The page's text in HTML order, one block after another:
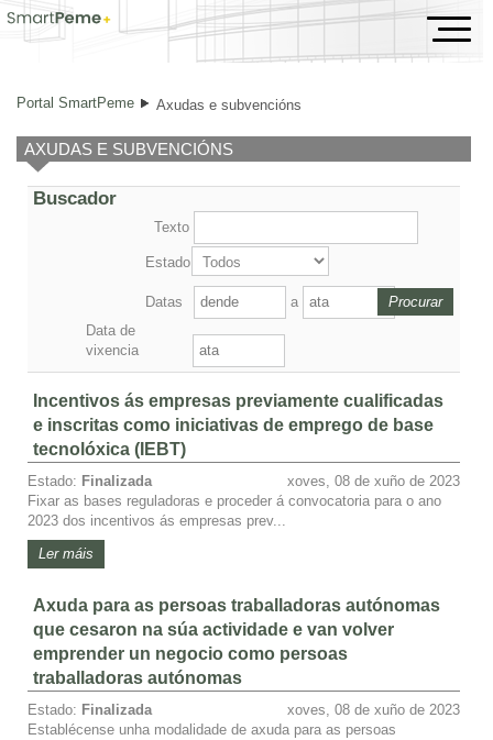
Axudas e subvencións
Portal SmartPeme Axudas e subvencións
AXUDAS E SUBVENCIÓNS
Buscador
Texto
Estado
Datas
a
Data de
vixencia
Incentivos ás empresas previamente cualificadas
e inscritas como iniciativas de emprego de base
tecnolóxica (IEBT)
Estado: Finalizada
xoves, 08 de xuño de 2023
Fixar as bases reguladoras e proceder á convocatoria para o ano
2023 dos incentivos ás empresas prev...
Ler máis
Axuda para as persoas traballadoras autónomas
que cesaron na súa actividade e van volver
emprender un negocio como persoas
traballadoras autónomas
Estado: Finalizada
xoves, 08 de xuño de 2023
Establécense unha modalidade de axuda para as persoas